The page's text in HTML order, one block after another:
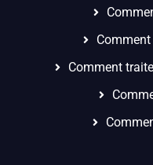
Comment